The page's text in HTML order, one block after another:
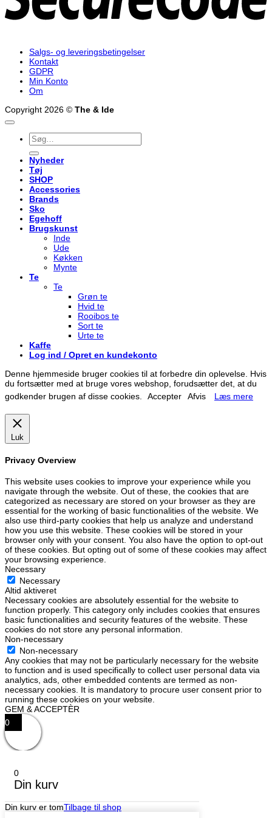
Salgs- og leveringsbetingelser
Kontakt
GDPR
Min Konto
Om
Copyright 2026 © The & Ide
Søg
efter:
Nyheder
Tøj
SHOP
Accessories
Brands
Sko
Egehoff
Brugskunst
Inde
Ude
Køkken
Mynte
Te
Te
Grøn te
Hvid te
Rooibos te
Sort te
Urte te
Kaffe
Log ind / Opret en kundekonto
Denne hjemmeside bruger cookies til at forbedre din oplevelse. Hvis
du fortsætter med at bruge vores webshop, forudsætter det, at du
godkender brugen af disse cookies.
Accepter Afvis Læs mere
Luk
Privacy Overview
This website uses cookies to improve your experience while you
navigate through the website. Out of these, the cookies that are
categorized as necessary are stored on your browser as they are
essential for the working of basic functionalities of the website. We
also use third-party cookies that help us analyze and understand
how you use this website. These cookies will be stored in your
browser only with your consent. You also have the option to opt-out
of these cookies. But opting out of some of these cookies may affect
your browsing experience.
Necessary
Necessary
Altid aktiveret
Necessary cookies are absolutely essential for the website to
function properly. This category only includes cookies that ensures
basic functionalities and security features of the website. These
cookies do not store any personal information.
Non-necessary
Non-necessary
Any cookies that may not be particularly necessary for the website
to function and is used specifically to collect user personal data via
analytics, ads, other embedded contents are termed as non-
necessary cookies. It is mandatory to procure user consent prior to
running these cookies on your website.
GEM & ACCEPTÈR
0
0
Din kurv
Din kurv er tomTilbage til shop